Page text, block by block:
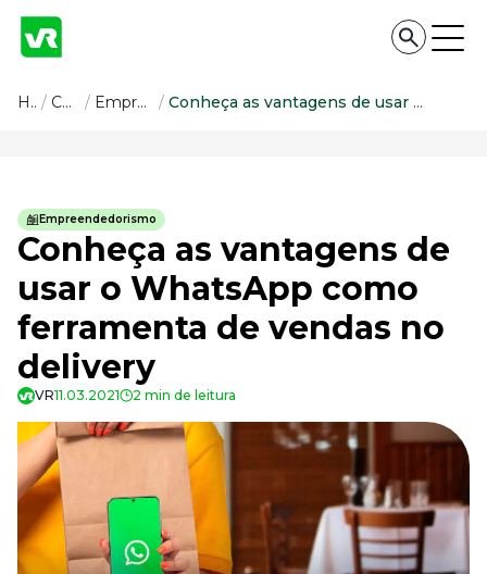
Conteúdo
Todas as categorias
Confira nossos conteúdos
Empreendedorismo
Impulsione o seu negócio
Legislação
Fique por dentro da lei
Pessoas e Cultura
Aprimore a cultura organizacional
Educação Financeira
Saiba como gerenciar o seu dinheiro
Para o Trabalhador
Tudo para facilitar a rotina
Imprensa
VR na Imprensa
Home / Conteúdo / Empreendedorismo / Conheça as vantagens de usar o WhatsApp como ferramenta de vendas no delivery
Empreendedorismo
Conheça as vantagens de
usar o WhatsApp como
ferramenta de vendas no
delivery
VR11.03.2021 2 min de leitura